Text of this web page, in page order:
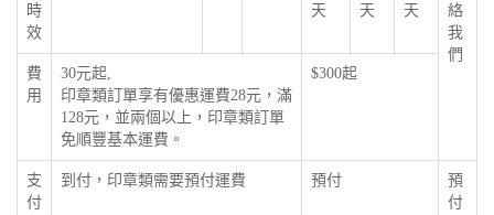
時
效
天
天
天
絡
我
們
費
用
30元起,
印章類訂單享有優惠運費28元，滿
128元，並兩個以上，印章類訂單
免順豐基本運費。
$300起
支
付
到付，印章類需要預付運費 預付
預
付